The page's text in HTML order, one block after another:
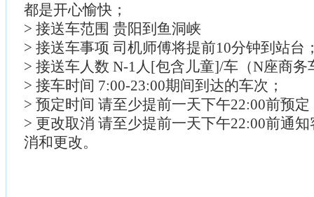
都是开心愉快；
> 接送车范围 贵阳到鱼洞峡
> 接送车事项 司机师傅将提前10分钟到站台
> 接送车人数 N-1人[包含儿童]/车（N座商务
> 接车时间 7:00-23:00期间到达的车次；
> 预定时间 请至少提前一天下午22:00前预
> 更改取消 请至少提前一天下午22:00前通
消和更改。